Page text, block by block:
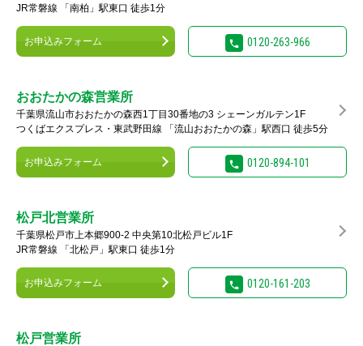
JR常磐線 「南柏」駅東口 徒歩1分
お申込みフォーム 0120-263-966
おおたかの森営業所
千葉県流山市おおたかの森西1丁目30番地の3 シェーンガルテン1F
つくばエクスプレス・東武野田線 「流山おおたかの森」駅西口 徒歩5分
お申込みフォーム 0120-894-101
松戸北営業所
千葉県松戸市上本郷900-2 中央第10北松戸ビル1F
JR常磐線 「北松戸」駅東口 徒歩1分
お申込みフォーム 0120-161-203
松戸営業所